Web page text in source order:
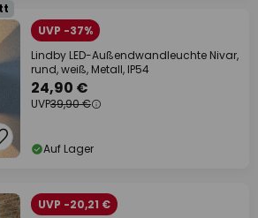
UVP -37%
Lindby LED-Außendwandleuchte Nivar,
rund, weiß, Metall, IP54
24,90 €
UVP39,90 €
Auf Lager
UVP -20,21 €